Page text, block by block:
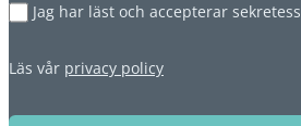
Jag har läst och accepterar
Läs vår privacy policy